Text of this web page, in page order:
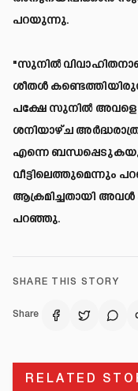
പറയുന്നു.
"സുനിൽ
ശീതൾ
പക്ഷേ സുനിൽ അവളെ
ശനിയാഴ്ച
എന്നെ
വീട്ടിലെത്തുമെന്നും
ആക്രമിച്ചതായി
പറഞ്ഞു.
SHARE THIS STORY
Share
RELATED